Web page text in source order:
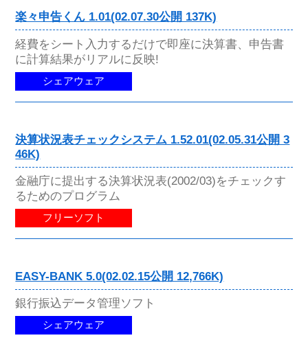
楽々申告くん 1.01(02.07.30公開 137K)
経費をシート入力するだけで即座に決算書、申告書
に計算結果がリアルに反映!
シェアウェア
決算状況表チェックシステム 1.52.01(02.05.31公開 3
46K)
金融庁に提出する決算状況表(2002/03)をチェックす
るためのプログラム
フリーソフト
EASY-BANK 5.0(02.02.15公開 12,766K)
銀行振込データ管理ソフト
シェアウェア